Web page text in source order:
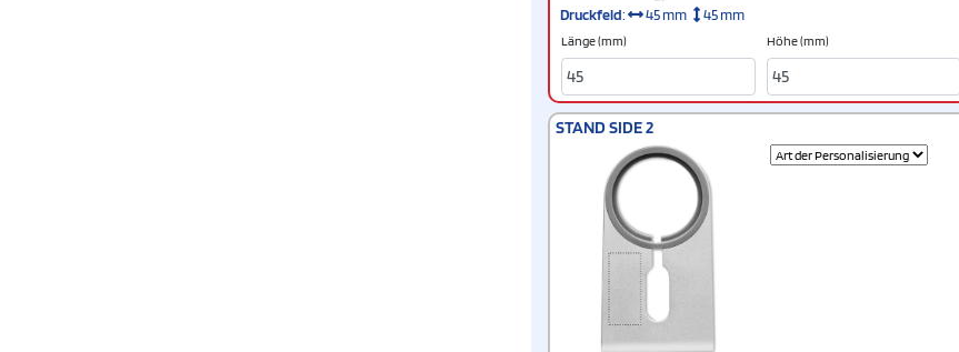
Druckfeld: 45 mm 45 mm
Länge (mm) Höhe (mm)
STAND SIDE 2